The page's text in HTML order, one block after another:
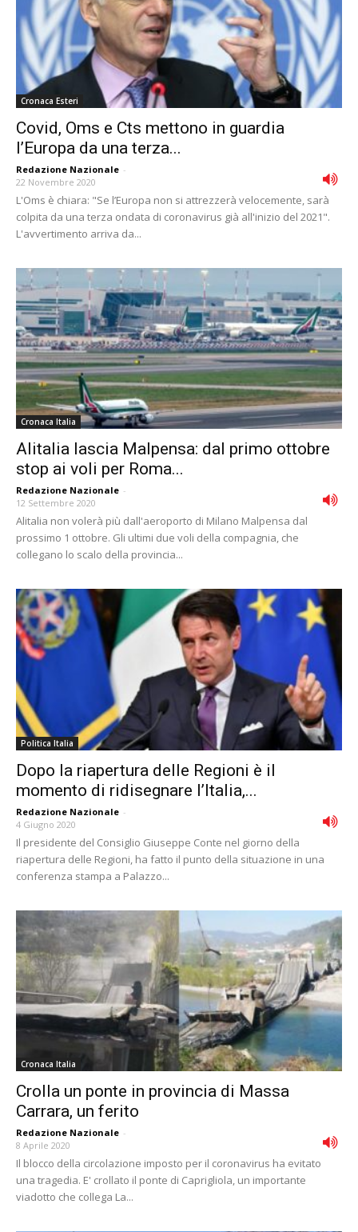
Cronaca Esteri
Covid, Oms e Cts mettono in guardia
l’Europa da una terza...
Redazione Nazionale -
22 Novembre 2020
L'Oms è chiara: "Se l’Europa non si attrezzerà velocemente, sarà
colpita da una terza ondata di coronavirus già all'inizio del 2021".
L'avvertimento arriva da...
Cronaca Italia
Alitalia lascia Malpensa: dal primo ottobre
stop ai voli per Roma...
Redazione Nazionale -
12 Settembre 2020
Alitalia non volerà più dall'aeroporto di Milano Malpensa dal
prossimo 1 ottobre. Gli ultimi due voli della compagnia, che
collegano lo scalo della provincia...
Politica Italia
Dopo la riapertura delle Regioni è il
momento di ridisegnare l’Italia,...
Redazione Nazionale -
4 Giugno 2020
Il presidente del Consiglio Giuseppe Conte nel giorno della
riapertura delle Regioni, ha fatto il punto della situazione in una
conferenza stampa a Palazzo...
Cronaca Italia
Crolla un ponte in provincia di Massa
Carrara, un ferito
Redazione Nazionale -
8 Aprile 2020
Il blocco della circolazione imposto per il coronavirus ha evitato
una tragedia. E' crollato il ponte di Caprigliola, un importante
viadotto che collega La...